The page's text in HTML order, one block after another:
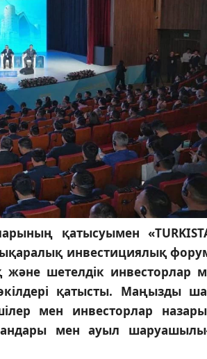
қатысуымен
инвестициялық
шетелдік инвесторлар
қатысты. Маңызды
мен инвесторлар
мен ауыл